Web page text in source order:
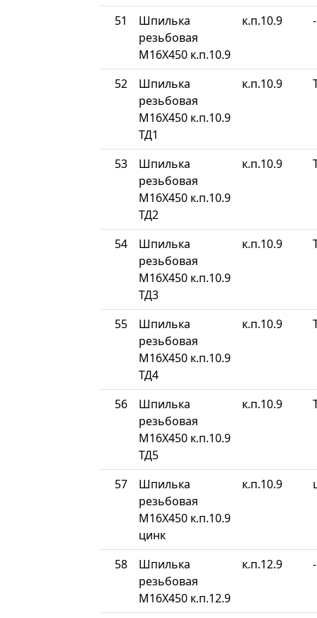
51
Шпилька
резьбовая
М16Х450 к.п.10.9
к.п.10.9 -
52
Шпилька
резьбовая
М16Х450 к.п.10.9
ТД1
к.п.10.9
53
Шпилька
резьбовая
М16Х450 к.п.10.9
ТД2
к.п.10.9
54
Шпилька
резьбовая
М16Х450 к.п.10.9
ТД3
к.п.10.9
55
Шпилька
резьбовая
М16Х450 к.п.10.9
ТД4
к.п.10.9
56
Шпилька
резьбовая
М16Х450 к.п.10.9
ТД5
к.п.10.9
57
Шпилька
резьбовая
М16Х450 к.п.10.9
цинк
к.п.10.9
58
Шпилька
резьбовая
М16Х450 к.п.12.9
к.п.12.9 -